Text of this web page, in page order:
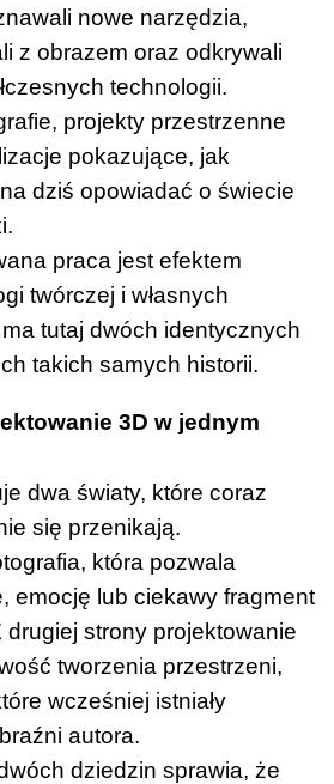
nowe narzędzia,
z obrazem oraz odkrywali
technologii.
projekty przestrzenne
pokazujące, jak
dziś opowiadać o świecie
praca jest efektem
twórczej i własnych
tutaj dwóch identycznych
takich samych historii.
3D w jednym
dwa światy, które coraz
się przenikają.
która pozwala
emocję lub ciekawy fragment
drugiej strony projektowanie
tworzenia przestrzeni,
wcześniej istniały
autora.
dziedzin sprawia, że